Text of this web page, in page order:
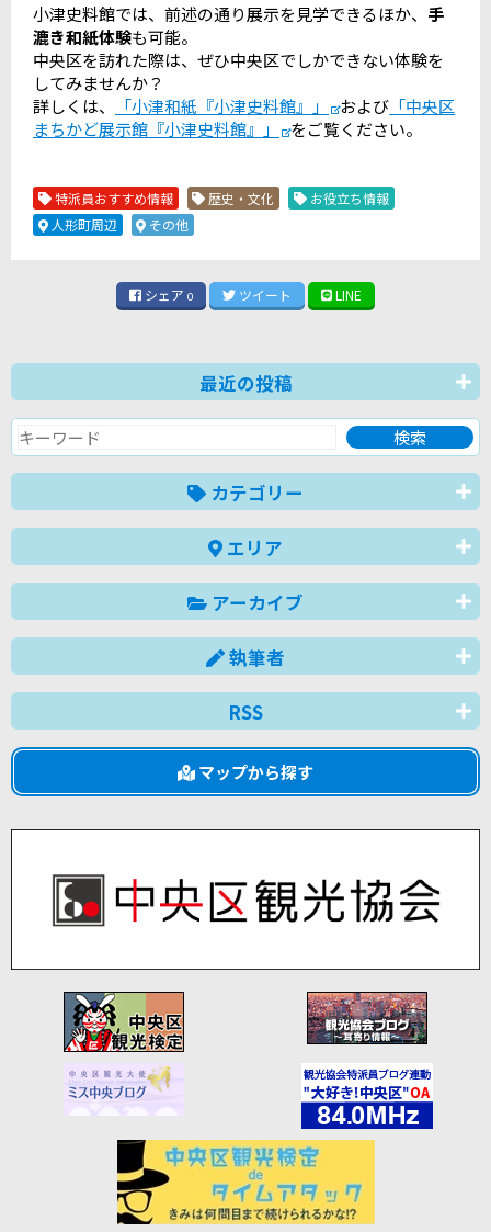
小津史料館では、前述の通り展示を見学できるほか、 手
漉き和紙体験も可能。
中央区を訪れた際は、ぜひ中央区でしかできない体験を
してみませんか？
詳しくは、
「小津和紙『小津史料館』」 および 「中央区
まちかど展示館『小津史料館』」
をご覧ください。
特派員おすすめ情報 歴史・文化
お役立ち情報
人形町周辺
その他
シェア 0 ツイート LINE
最近の投稿
カテゴリー
エリア
アーカイブ
執筆者
RSS
マップから探す